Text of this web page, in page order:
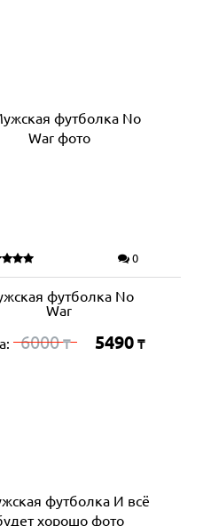
0
футболка No
War
6000₸ 5490 ₸